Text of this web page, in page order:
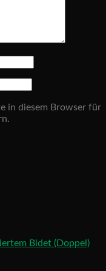
in diesem Browser für
Bidet (Doppel)